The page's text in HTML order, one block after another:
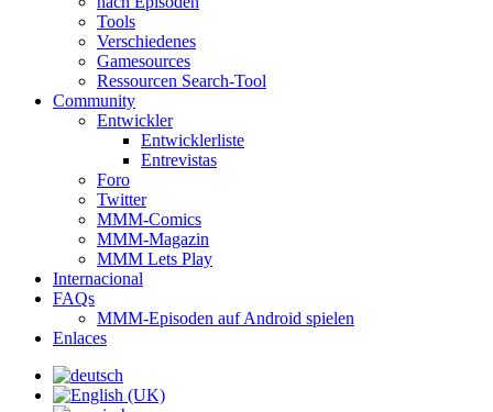
Tools
Verschiedenes
Gamesources
Ressourcen Search-Tool
Community
Entwickler
Entwicklerliste
Entrevistas
Foro
Twitter
MMM-Comics
MMM-Magazin
MMM Lets Play
Internacional
FAQs
MMM-Episoden auf Android spielen
Enlaces